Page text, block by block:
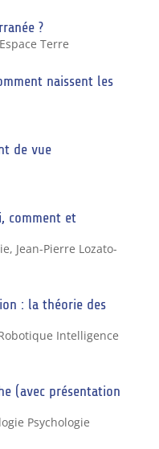
?
Terre
naissent les
de vue
comment et
, Jean-Pierre Lozato-
: la théorie des
Intelligence
(avec présentation
Psychologie